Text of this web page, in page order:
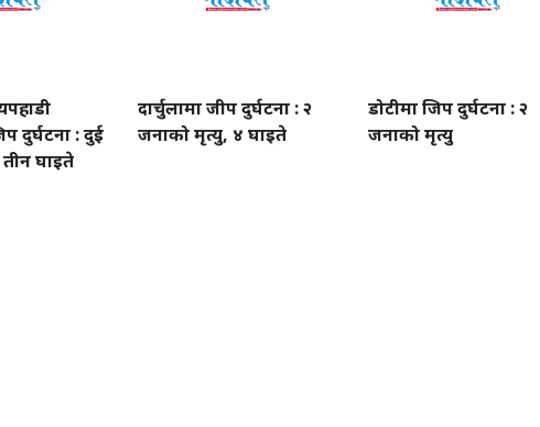
दुर्घटना : दुई
घाइते
दार्चुलामा जीप दुर्घटना : २
जनाको मृत्यु, ४ घाइते
डोटीमा जिप दुर्घटना : २
जनाको मृत्यु